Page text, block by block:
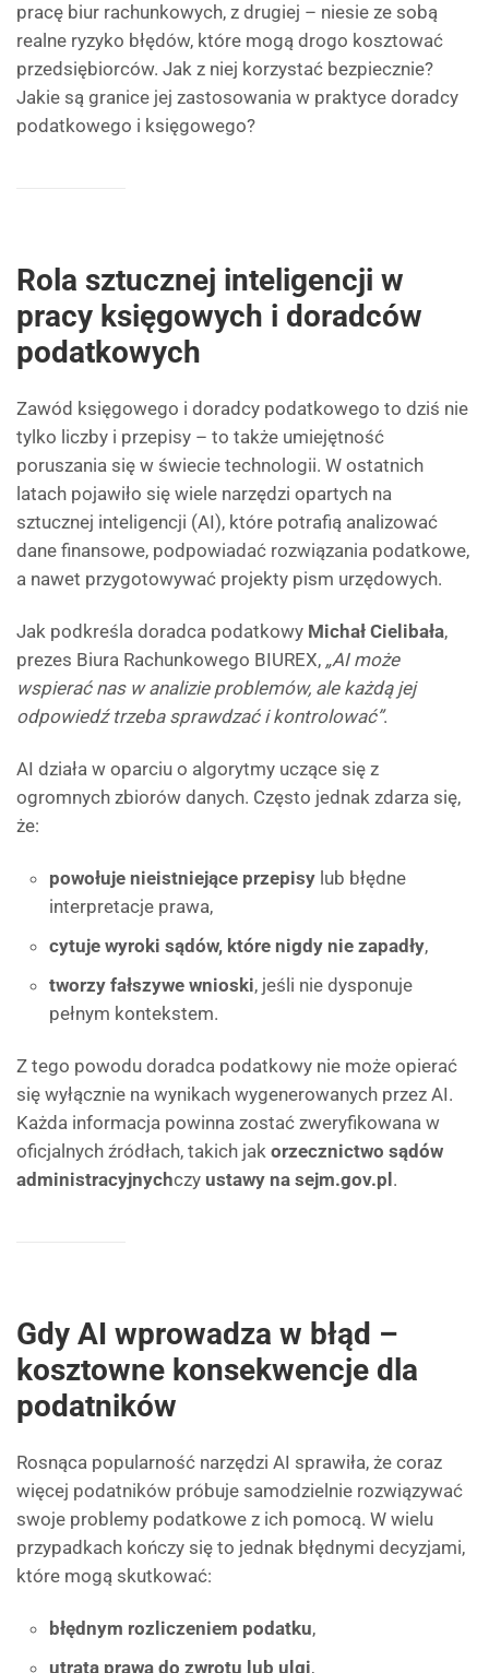
pracę biur rachunkowych, z drugiej – niesie ze sobą
realne ryzyko błędów, które mogą drogo kosztować
przedsiębiorców. Jak z niej korzystać bezpiecznie?
Jakie są granice jej zastosowania w praktyce doradcy
podatkowego i księgowego?
Rola sztucznej inteligencji w
pracy księgowych i doradców
podatkowych
Zawód księgowego i doradcy podatkowego to dziś nie
tylko liczby i przepisy – to także umiejętność
poruszania się w świecie technologii. W ostatnich
latach pojawiło się wiele narzędzi opartych na
sztucznej inteligencji (AI), które potrafią analizować
dane finansowe, podpowiadać rozwiązania podatkowe,
a nawet przygotowywać projekty pism urzędowych.
Jak podkreśla doradca podatkowy Michał Cielibała,
prezes Biura Rachunkowego BIUREX, „AI może
wspierać nas w analizie problemów, ale każdą jej
odpowiedź trzeba sprawdzać i kontrolować”.
AI działa w oparciu o algorytmy uczące się z
ogromnych zbiorów danych. Często jednak zdarza się,
że:
powołuje nieistniejące przepisy lub błędne
interpretacje prawa,
cytuje wyroki sądów, które nigdy nie zapadły,
tworzy fałszywe wnioski, jeśli nie dysponuje
pełnym kontekstem.
Z tego powodu doradca podatkowy nie może opierać
się wyłącznie na wynikach wygenerowanych przez AI.
Każda informacja powinna zostać zweryfikowana w
oficjalnych źródłach, takich jak orzecznictwo sądów
administracyjnychczy ustawy na sejm.gov.pl .
Gdy AI wprowadza w błąd –
kosztowne konsekwencje dla
podatników
Rosnąca popularność narzędzi AI sprawiła, że coraz
więcej podatników próbuje samodzielnie rozwiązywać
swoje problemy podatkowe z ich pomocą. W wielu
przypadkach kończy się to jednak błędnymi decyzjami,
które mogą skutkować:
błędnym rozliczeniem podatku,
utratą prawa do zwrotu lub ulgi,